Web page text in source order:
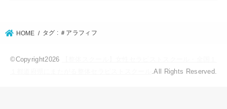
HOME タグ : ＃アラフィフ
©Copyright2026
.All Rights Reserved.